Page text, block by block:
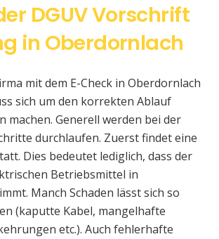
DGUV Vorschrift
in Oberdornlach
mit dem E-Check in Oberdornlach
sich um den korrekten Ablauf
machen. Generell werden bei der
durchlaufen. Zuerst findet eine
Dies bedeutet lediglich, dass der
Betriebsmittel in
Manch Schaden lässt sich so
(kaputte Kabel, mangelhafte
etc.). Auch fehlerhafte